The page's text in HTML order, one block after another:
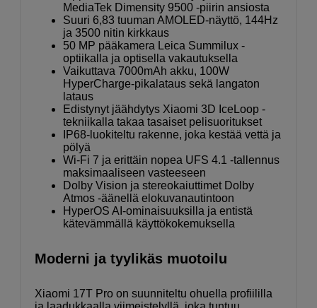
MediaTek Dimensity 9500 -piirin ansiosta
Suuri 6,83 tuuman AMOLED-näyttö, 144Hz
ja 3500 nitin kirkkaus
50 MP pääkamera Leica Summilux -
optiikalla ja optisella vakautuksella
Vaikuttava 7000mAh akku, 100W
HyperCharge-pikalataus sekä langaton
lataus
Edistynyt jäähdytys Xiaomi 3D IceLoop -
tekniikalla takaa tasaiset pelisuoritukset
IP68-luokiteltu rakenne, joka kestää vettä ja
pölyä
Wi-Fi 7 ja erittäin nopea UFS 4.1 -tallennus
maksimaaliseen vasteeseen
Dolby Vision ja stereokaiuttimet Dolby
Atmos -äänellä elokuvanautintoon
HyperOS AI-ominaisuuksilla ja entistä
kätevämmällä käyttökokemuksella
Moderni ja tyylikäs muotoilu
Xiaomi 17T Pro on suunniteltu ohuella profiililla